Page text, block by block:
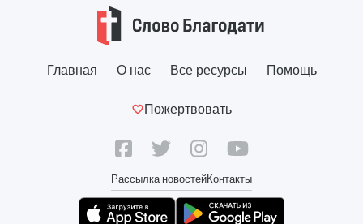
Главная О нас Все ресурсы Помощь
Пожертвовать
Рассылка новостейКонтакты